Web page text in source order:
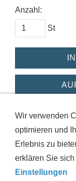
Anzahl:
St
Wir verwenden
optimieren und
Erlebnis zu
erklären Sie
Einstellungen